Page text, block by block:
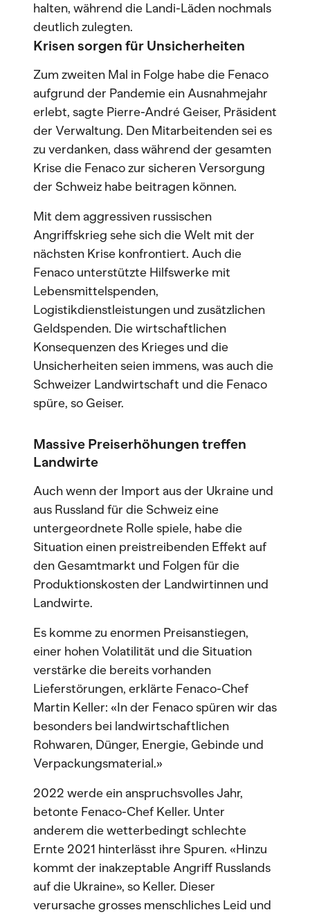
halten, während die Landi-Läden nochmals
deutlich zulegten.
Krisen sorgen für Unsicherheiten
Zum zweiten Mal in Folge habe die Fenaco
aufgrund der Pandemie ein Ausnahmejahr
erlebt, sagte Pierre-André Geiser, Präsident
der Verwaltung. Den Mitarbeitenden sei es
zu verdanken, dass während der gesamten
Krise die Fenaco zur sicheren Versorgung
der Schweiz habe beitragen können.
Mit dem aggressiven russischen
Angriffskrieg sehe sich die Welt mit der
nächsten Krise konfrontiert. Auch die
Fenaco unterstützte Hilfswerke mit
Lebensmittelspenden,
Logistikdienstleistungen und zusätzlichen
Geldspenden. Die wirtschaftlichen
Konsequenzen des Krieges und die
Unsicherheiten seien immens, was auch die
Schweizer Landwirtschaft und die Fenaco
spüre, so Geiser.
Massive Preiserhöhungen treffen
Landwirte
Auch wenn der Import aus der Ukraine und
aus Russland für die Schweiz eine
untergeordnete Rolle spiele, habe die
Situation einen preistreibenden Effekt auf
den Gesamtmarkt und Folgen für die
Produktionskosten der Landwirtinnen und
Landwirte.
Es komme zu enormen Preisanstiegen,
einer hohen Volatilität und die Situation
verstärke die bereits vorhanden
Lieferstörungen, erklärte Fenaco-Chef
Martin Keller: «In der Fenaco spüren wir das
besonders bei landwirtschaftlichen
Rohwaren, Dünger, Energie, Gebinde und
Verpackungsmaterial.»
2022 werde ein anspruchsvolles Jahr,
betonte Fenaco-Chef Keller. Unter
anderem die wetterbedingt schlechte
Ernte 2021 hinterlässt ihre Spuren. «Hinzu
kommt der inakzeptable Angriff Russlands
auf die Ukraine», so Keller. Dieser
verursache grosses menschliches Leid und